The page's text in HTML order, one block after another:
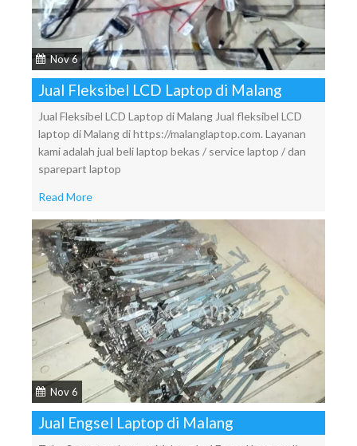
Nov 6
Jual Fleksibel LCD Laptop di Malang
Jual Fleksibel LCD Laptop di Malang Jual fleksibel LCD
laptop di Malang di https://malanglaptop.com. Layanan
kami adalah jual beli laptop bekas / service laptop / dan
sparepart laptop
Read More
Nov 6
Jual Engsel Laptop di Malang